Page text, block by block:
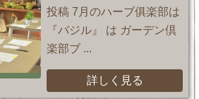
投稿 7月のハーブ俱楽部は
『バジル』 は ガーデン倶
楽部ブ ...
詳しく見る